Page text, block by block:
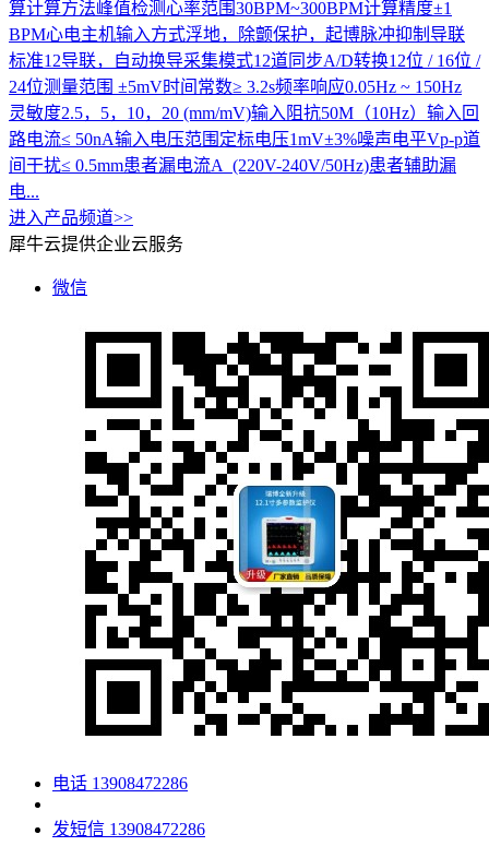
算计算方法峰值检测心率范围30BPM~300BPM计算精度±1
BPM心电主机输入方式浮地，除颤保护，起博脉冲抑制导联
标准12导联，自动换导采集模式12道同步A/D转换12位 / 16位 /
24位测量范围 ±5mV时间常数≥ 3.2s频率响应0.05Hz ~ 150Hz
灵敏度2.5，5，10，20 (mm/mV)输入阻抗50M（10Hz）输入回
路电流≤ 50nA输入电压范围定标电压1mV±3%噪声电平Vp-p道
间干扰≤ 0.5mm患者漏电流A (220V-240V/50Hz)患者辅助漏
电...
进入产品频道>>
犀牛云提供企业云服务
微信
电话 13908472286
发短信 13908472286